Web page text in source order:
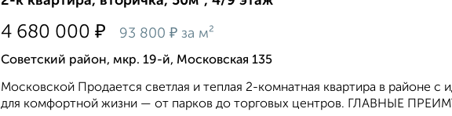
4 680 000 ₽ 93 800 ₽ за м²
Советский район, мкр. 19-й, Московская 135
Московской Продается светлая и теплая 2-комнатная квартира в районе с
для комфортной жизни — от парков до торговых центров. ГЛАВНЫЕ